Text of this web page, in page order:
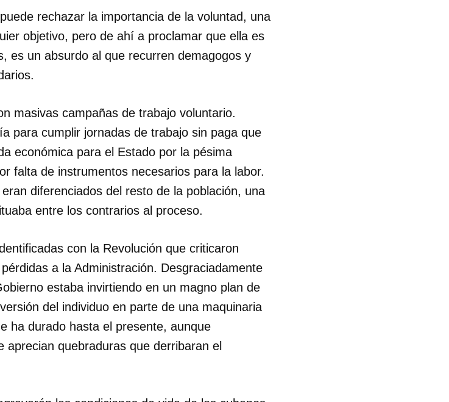
rechazar la importancia de la voluntad, una
objetivo, pero de ahí a proclamar que ella es
es un absurdo al que recurren demagogos y
masivas campañas de trabajo voluntario.
para cumplir jornadas de trabajo sin paga que
económica para el Estado por la pésima
falta de instrumentos necesarios para la labor.
diferenciados del resto de la población, una
entre los contrarios al proceso.
con la Revolución que criticaron
a la Administración. Desgraciadamente
estaba invirtiendo en un magno plan de
del individuo en parte de una maquinaria
ha durado hasta el presente, aunque
aprecian quebraduras que derribaran el